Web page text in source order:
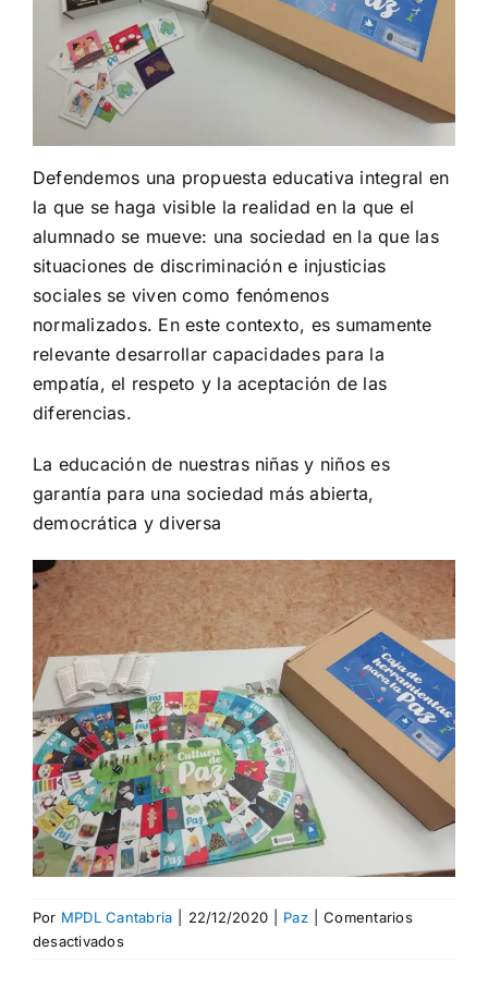
Defendemos una propuesta educativa integral en
la que se haga visible la realidad en la que el
alumnado se mueve: una sociedad en la que las
situaciones de discriminación e injusticias
sociales se viven como fenómenos
normalizados. En este contexto, es sumamente
relevante desarrollar capacidades para la
empatía, el respeto y la aceptación de las
diferencias.
La educación de nuestras niñas y niños es
garantía para una sociedad más abierta,
democrática y diversa
Por MPDL Cantabria 22/12/2020 Paz
Comentarios
desactivadosen